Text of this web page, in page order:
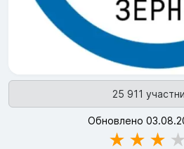
25 911
Обновлено
★ ★ ★ ★